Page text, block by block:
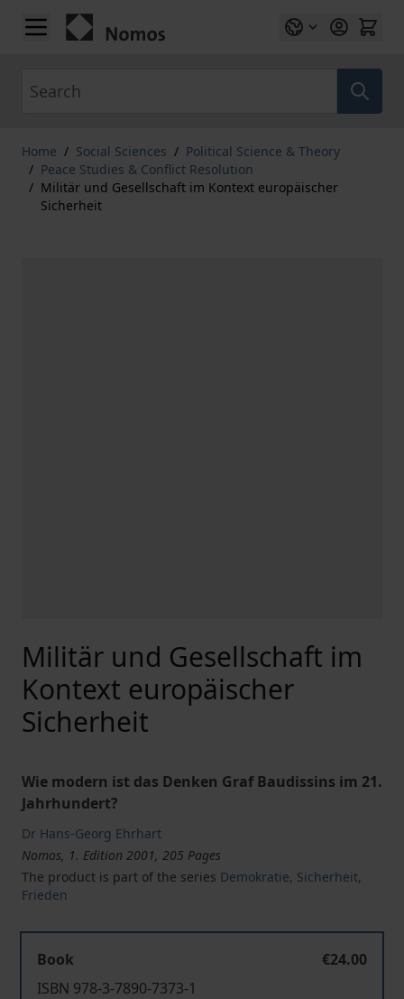
Skip to Content
Home / Social Sciences / Political Science & Theory
/ Peace Studies & Conflict Resolution
/ Militär und Gesellschaft im Kontext europäischer
Sicherheit
Militär und Gesellschaft im
Kontext europäischer
Sicherheit
Wie modern ist das Denken Graf Baudissins im 21.
Jahrhundert?
Dr Hans-Georg Ehrhart
Nomos, 1. Edition 2001, 205 Pages
The product is part of the series Demokratie, Sicherheit,
Frieden
Book
€24.00
ISBN 978-3-7890-7373-1